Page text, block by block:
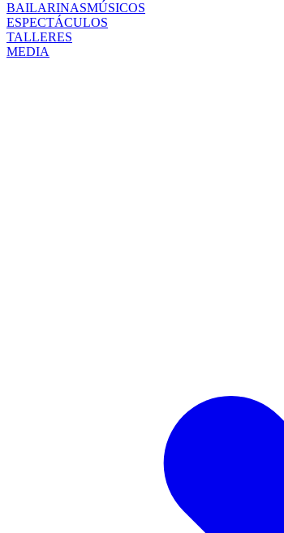
BAILARINASMÚSICOS
ESPECTÁCULOS
TALLERES
MEDIA